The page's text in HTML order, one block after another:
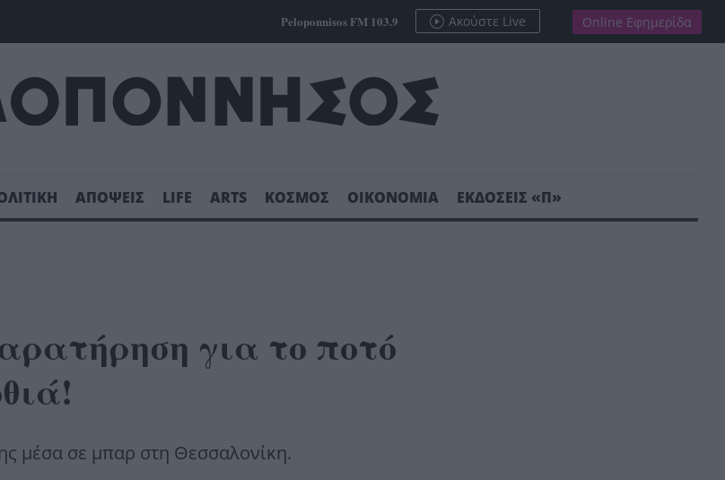
Peloponnisos FM 103.9 Ακούστε Live Online Εφημερίδα
ΑΠΟΨΕΙΣ LIFE ARTS ΚΟΣΜΟΣ ΟΙΚΟΝΟΜΙΑ ΕΚΔΟΣΕΙΣ «Π»
για το ποτό
μέσα σε μπαρ στη Θεσσαλονίκη.